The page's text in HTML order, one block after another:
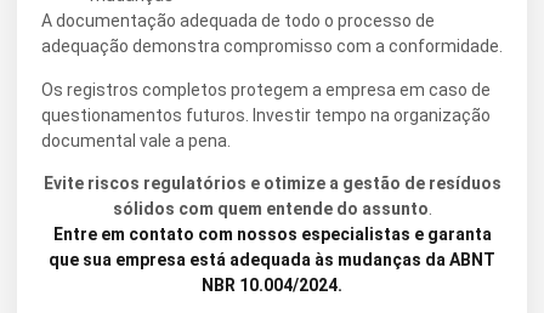
A documentação adequada de todo o processo de
adequação demonstra compromisso com a conformidade.
Os registros completos protegem a empresa em caso de
questionamentos futuros. Investir tempo na organização
documental vale a pena.
Evite riscos regulatórios e otimize a gestão de resíduos
sólidos com quem entende do assunto.
Entre em contato com nossos especialistas e garanta
que sua empresa está adequada às mudanças da ABNT
NBR 10.004/2024.